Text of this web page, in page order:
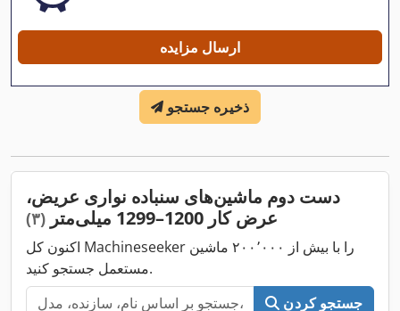
ارسال مزایده
ذخیره جستجو
دست دوم ماشین‌های سنباده نواری عریض،
عرض کار 1200–1299 میلی‌متر
(۳)
اکنون کل Machineseeker را با بیش از ۲۰۰٬۰۰۰ ماشین
مستعمل جستجو کنید.
جستجو کردن